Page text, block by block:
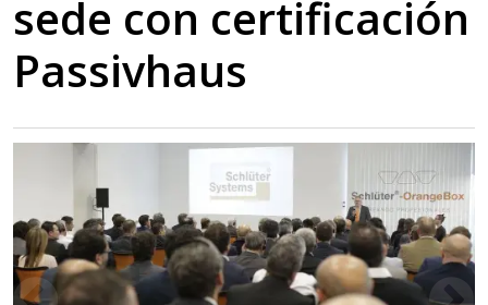
sede con certificación
Passivhaus